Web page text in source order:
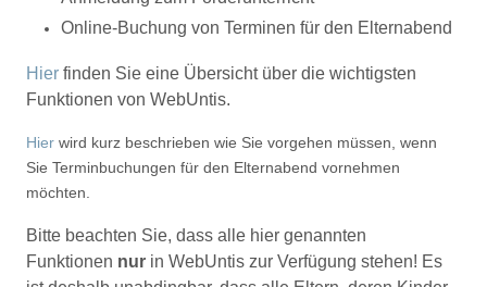
Online-Buchung von Terminen für den Elternabend
Hier finden Sie eine Übersicht über die wichtigsten
Funktionen von WebUntis.
Hier wird kurz beschrieben wie Sie vorgehen müssen, wenn
Sie Terminbuchungen für den Elternabend vornehmen
möchten.
Bitte beachten Sie, dass alle hier genannten
Funktionen nur in WebUntis zur Verfügung stehen! Es